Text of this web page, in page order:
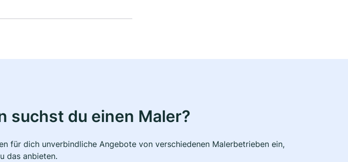
suchst du einen Maler?
für dich unverbindliche Angebote von verschiedenen Malerbetrieben ein,
das anbieten.